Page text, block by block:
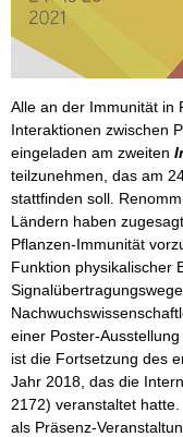
Alle an der Immunität in
Interaktionen zwischen
eingeladen am zweiten
teilzunehmen, das am
stattfinden soll.
Ländern haben
Pflanzen-Immunität
Funktion physikalischer
einer Poster-
ist die Fortsetzung des
Jahr 2018, das die
2172) veranstaltet
als Präsenz-